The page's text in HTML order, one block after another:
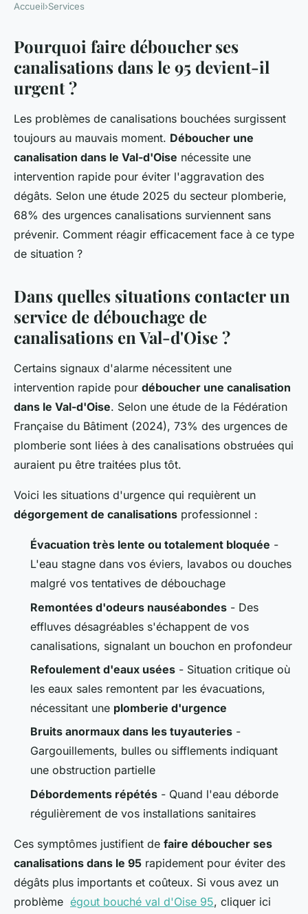
Débouchage de canalisation
dans le val-d'oise (95) :
intervention rapide et fiable
Léana•15 octobre 2025•8 min de lecture
Accueil›Services
Pourquoi faire déboucher ses
canalisations dans le 95 devient-il
urgent ?
Les problèmes de canalisations bouchées surgissent
toujours au mauvais moment. Déboucher une
canalisation dans le Val-d'Oise nécessite une
intervention rapide pour éviter l'aggravation des
dégâts. Selon une étude 2025 du secteur plomberie,
68% des urgences canalisations surviennent sans
prévenir. Comment réagir efficacement face à ce type
de situation ?
Dans quelles situations contacter un
service de débouchage de
canalisations en Val-d'Oise ?
Certains signaux d'alarme nécessitent une
intervention rapide pour déboucher une canalisation
dans le Val-d'Oise. Selon une étude de la Fédération
Française du Bâtiment (2024), 73% des urgences de
plomberie sont liées à des canalisations obstruées qui
auraient pu être traitées plus tôt.
Voici les situations d'urgence qui requièrent un
dégorgement de canalisations professionnel :
Évacuation très lente ou totalement bloquée -
L'eau stagne dans vos éviers, lavabos ou douches
malgré vos tentatives de débouchage
Remontées d'odeurs nauséabondes - Des
effluves désagréables s'échappent de vos
canalisations, signalant un bouchon en profondeur
Refoulement d'eaux usées - Situation critique où
les eaux sales remontent par les évacuations,
nécessitant une plomberie d'urgence
Bruits anormaux dans les tuyauteries -
Gargouillements, bulles ou sifflements indiquant
une obstruction partielle
Débordements répétés - Quand l'eau déborde
régulièrement de vos installations sanitaires
Ces symptômes justifient de faire déboucher ses
canalisations dans le 95 rapidement pour éviter des
dégâts plus importants et coûteux. Si vous avez un
problème égout bouché val d'Oise 95, cliquer ici